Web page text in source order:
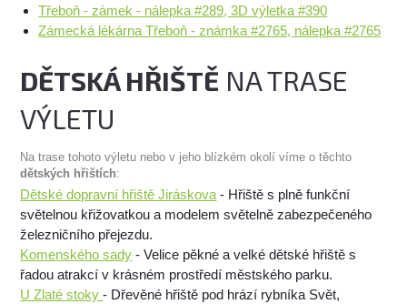
Třeboň - zámek - nálepka #289, 3D výletka #390
Zámecká lékárna Třeboň - známka #2765, nálepka #2765
DĚTSKÁ HŘIŠTĚ NA TRASE
VÝLETU
Na trase tohoto výletu nebo v jeho blízkém okolí víme o těchto
dětských hřištích:
Dětské dopravní hřiště Jiráskova - Hřiště s plně funkční
světelnou křižovatkou a modelem světelně zabezpečeného
železničního přejezdu.
Komenského sady - Velice pěkné a velké dětské hřiště s
řadou atrakcí v krásném prostředí městského parku.
U Zlaté stoky- Dřevěné hřiště pod hrází rybníka Svět,